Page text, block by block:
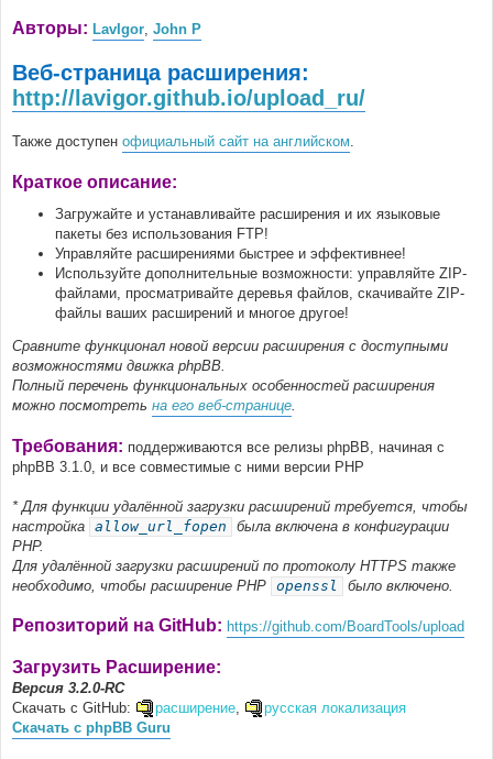
Авторы: LavIgor, John P
Веб-страница расширения:
http://lavigor.github.io/upload_ru/
Также доступен официальный сайт на английском.
Краткое описание:
Загружайте и устанавливайте расширения и их языковые
пакеты без использования FTP!
Управляйте расширениями быстрее и эффективнее!
Используйте дополнительные возможности: управляйте ZIP-
файлами, просматривайте деревья файлов, скачивайте ZIP-
файлы ваших расширений и многое другое!
Сравните функционал новой версии расширения с доступными
возможностями движка phpBB.
Полный перечень функциональных особенностей расширения
можно посмотреть на его веб-странице.
Требования: поддерживаются все релизы phpBB, начиная с
phpBB 3.1.0, и все совместимые с ними версии PHP
* Для функции удалённой загрузки расширений требуется, чтобы
настройка allow_url_fopen
была включена в конфигурации
PHP.
Для удалённой загрузки расширений по протоколу HTTPS также
необходимо, чтобы расширение PHP openssl было включено.
Репозиторий на GitHub: https://github.com/BoardTools/upload
Загрузить Расширение:
Версия 3.2.0-RC
Скачать с GitHub:
расширение,
русская локализация
Скачать с phpBB Guru